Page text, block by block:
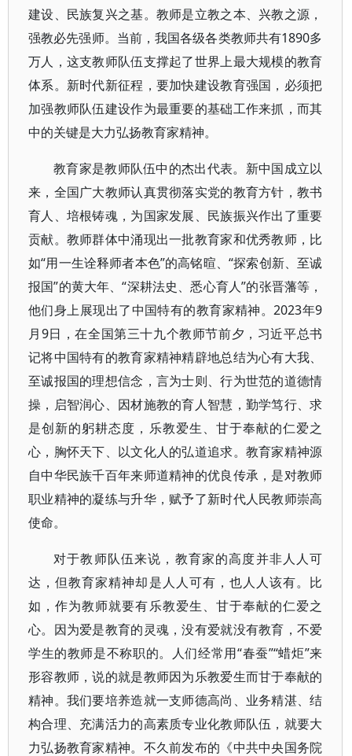
建设、民族复兴之基。教师是立教之本、兴教之源，
强教必先强师。当前，我国各级各类教师共有1890多
万人，这支教师队伍支撑起了世界上最大规模的教育
体系。新时代新征程，要加快建设教育强国，必须把
加强教师队伍建设作为最重要的基础工作来抓，而其
中的关键是大力弘扬教育家精神。
教育家是教师队伍中的杰出代表。新中国成立以
来，全国广大教师认真贯彻落实党的教育方针，教书
育人、培根铸魂，为国家发展、民族振兴作出了重要
贡献。教师群体中涌现出一批教育家和优秀教师，比
如“用一生诠释师者本色”的高铭暄、“探索创新、至诚
报国”的黄大年、“深耕法史、悉心育人”的张晋藩等，
他们身上展现出了中国特有的教育家精神。2023年9
月9日，在全国第三十九个教师节前夕，习近平总书
记将中国特有的教育家精神精辟地总结为心有大我、
至诚报国的理想信念，言为士则、行为世范的道德情
操，启智润心、因材施教的育人智慧，勤学笃行、求
是创新的躬耕态度，乐教爱生、甘于奉献的仁爱之
心，胸怀天下、以文化人的弘道追求。教育家精神源
自中华民族千百年来师道精神的优良传承，是对教师
职业精神的凝练与升华，赋予了新时代人民教师崇高
使命。
对于教师队伍来说，教育家的高度并非人人可
达，但教育家精神却是人人可有，也人人该有。比
如，作为教师就要有乐教爱生、甘于奉献的仁爱之
心。因为爱是教育的灵魂，没有爱就没有教育，不爱
学生的教师是不称职的。人们经常用“春蚕”“蜡炬”来
形容教师，说的就是教师因为乐教爱生而甘于奉献的
精神。我们要培养造就一支师德高尚、业务精湛、结
构合理、充满活力的高素质专业化教师队伍，就要大
力弘扬教育家精神。不久前发布的《中共中央国务院